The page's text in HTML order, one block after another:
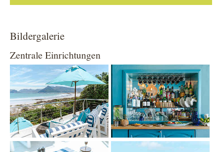
Bildergalerie
Zentrale Einrichtungen
Show larger version Show larger version
Show larger version Show larger version